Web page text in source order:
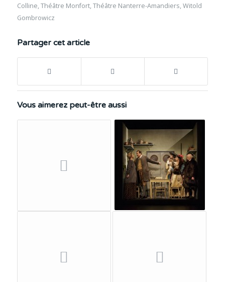
Colline,Théâtre Monfort,Théâtre Nanterre-Amandiers,Witold
Gombrowicz
Partager cet article
Vous aimerez peut-être aussi